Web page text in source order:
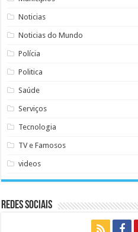
Noticias
Noticias do Mundo
Polícia
Politica
Saúde
Serviços
Tecnologia
TV e Famosos
videos
Redes Sociais